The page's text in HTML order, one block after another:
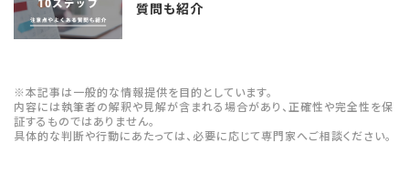
質問も紹介
※本記事は一般的な情報提供を目的としています。
内容には執筆者の解釈や見解が含まれる場合があり、正確性や完全性を保
証するものではありません。
具体的な判断や行動にあたっては、必要に応じて専門家へご相談ください。